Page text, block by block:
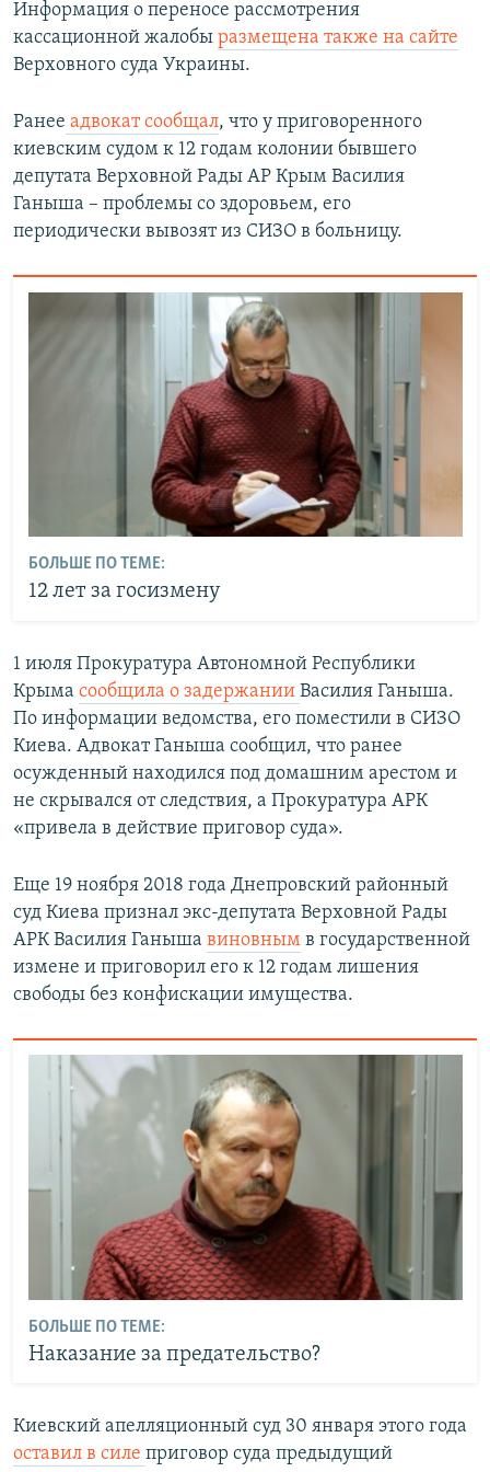
Информация о переносе рассмотрения
кассационной жалобы размещена также на сайте
Верховного суда Украины.
Ранее адвокат сообщал, что у приговоренного
киевским судом к 12 годам колонии бывшего
депутата Верховной Рады АР Крым Василия
Ганыша – проблемы со здоровьем, его
периодически вывозят из СИЗО в больницу.
БОЛЬШЕ ПО ТЕМЕ:
12 лет за госизмену
1 июля Прокуратура Автономной Республики
Крыма сообщила о задержании Василия Ганыша.
По информации ведомства, его поместили в СИЗО
Киева. Адвокат Ганыша сообщил, что ранее
осужденный находился под домашним арестом и
не скрывался от следствия, а Прокуратура АРК
«привела в действие приговор суда».
Еще 19 ноября 2018 года Днепровский районный
суд Киева признал экс-депутата Верховной Рады
АРК Василия Ганыша виновным в государственной
измене и приговорил его к 12 годам лишения
свободы без конфискации имущества.
БОЛЬШЕ ПО ТЕМЕ:
Наказание за предательство?
Киевский апелляционный суд 30 января этого года
оставил в силе приговор суда предыдущий